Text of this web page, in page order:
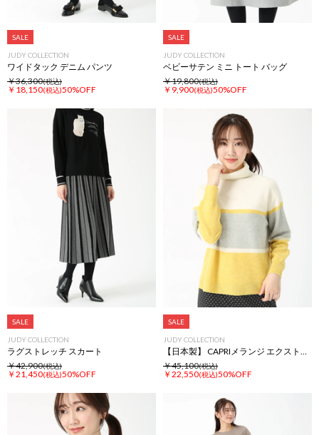
SALE
JUDY COLLECTION
ワイドタック デニム パンツ
￥36,300(税込)
￥18,150(税込)50%OFF
SALE
JUDY COLLECTION
ベビーサテン ミニ トート バッグ
￥19,800(税込)
￥9,900(税込)50%OFF
SALE
JUDY COLLECTION
ラグストレッチ スカート
￥42,900(税込)
￥21,450(税込)50%OFF
SALE
JUDY COLLECTION
【日本製】 CAPRIメランジ エクストラファインウール ボーダー ニット セーター
￥45,100(税込)
￥22,550(税込)50%OFF